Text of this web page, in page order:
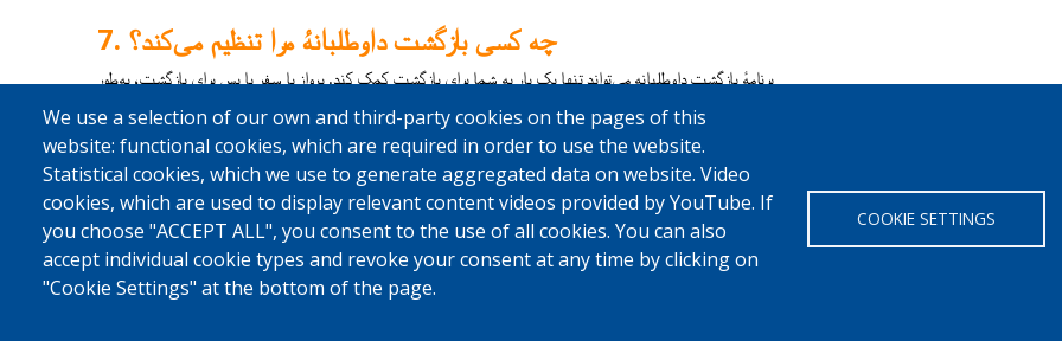
چه کسی بازگشت داوطلبانهٔ مرا تنظیم می‌کند؟
برنامهٔ بازگشت داوطلبانه می‌تواند تنها یک بار به شما برای بازگشت کمک کند. پرواز یا سفر با بس برای بازگشت، به‌طور
انترنشنل یا یک سازمان همکار دیگر پس از رسیدن به کشور اصلی، کمک ارائه می‌کند.
w
We use a selection of our own and third-party cookies on the pages of this
website: functional cookies, which are required in order to use the website.
Statistical cookies, which we use to generate aggregated data on website. Video
cookies, which are used to display relevant content videos provided by YouTube. If
you choose "ACCEPT ALL", you consent to the use of all cookies. You can also
accept individual cookie types and revoke your consent at any time by clicking on
"Cookie Settings" at the bottom of the page.
COOKIE SETTINGS